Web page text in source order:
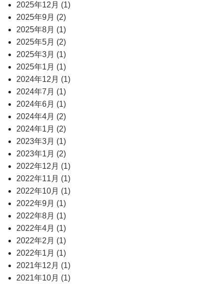
2025年12月 (1)
2025年9月 (2)
2025年8月 (1)
2025年5月 (2)
2025年3月 (1)
2025年1月 (1)
2024年12月 (1)
2024年7月 (1)
2024年6月 (1)
2024年4月 (2)
2024年1月 (2)
2023年3月 (1)
2023年1月 (2)
2022年12月 (1)
2022年11月 (1)
2022年10月 (1)
2022年9月 (1)
2022年8月 (1)
2022年4月 (1)
2022年2月 (1)
2022年1月 (1)
2021年12月 (1)
2021年10月 (1)